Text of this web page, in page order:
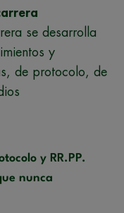
se desarrolla
y
de protocolo, de
y RR.PP.
nunca